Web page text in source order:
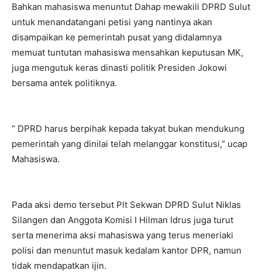
Bahkan mahasiswa menuntut Dahap mewakili DPRD Sulut
untuk menandatangani petisi yang nantinya akan
disampaikan ke pemerintah pusat yang didalamnya
memuat tuntutan mahasiswa mensahkan keputusan MK,
juga mengutuk keras dinasti politik Presiden Jokowi
bersama antek politiknya.
” DPRD harus berpihak kepada takyat bukan mendukung
pemerintah yang dinilai telah melanggar konstitusi,” ucap
Mahasiswa.
Pada aksi demo tersebut Plt Sekwan DPRD Sulut Niklas
Silangen dan Anggota Komisi I Hilman Idrus juga turut
serta menerima aksi mahasiswa yang terus meneriaki
polisi dan menuntut masuk kedalam kantor DPR, namun
tidak mendapatkan ijin.